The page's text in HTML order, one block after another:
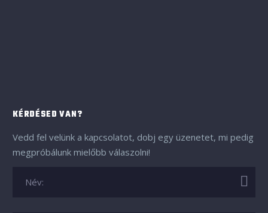
KÉRDÉSED VAN?
Vedd fel velünk a kapcsolatot, dobj egy üzenetet, mi pedig
megpróbálunk mielőbb válaszolni!